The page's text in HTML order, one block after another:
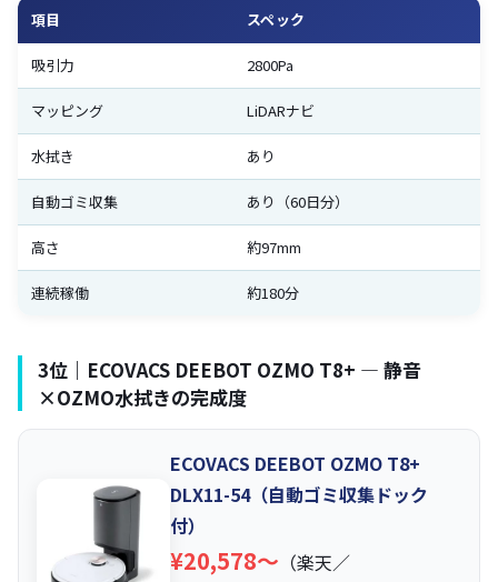
項目 スペック
吸引力 2800Pa
マッピング LiDARナビ
水拭き あり
自動ゴミ収集 あり（60日分）
高さ 約97mm
連続稼働 約180分
3位｜ECOVACS DEEBOT OZMO T8+ — 静音
×OZMO水拭きの完成度
ECOVACS DEEBOT OZMO T8+
DLX11-54（自動ゴミ収集ドック
付）
¥20,578〜 （楽天／